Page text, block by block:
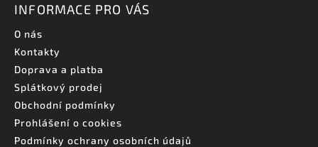
INFORMACE PRO VÁS
O nás
Kontakty
Doprava a platba
Splátkový prodej
Obchodní podmínky
Prohlášení o cookies
Podmínky ochrany osobních údajů